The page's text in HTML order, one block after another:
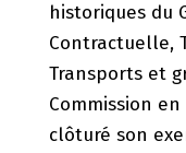
historiques du
Contractuelle,
Transports et
Commission
clôturé son